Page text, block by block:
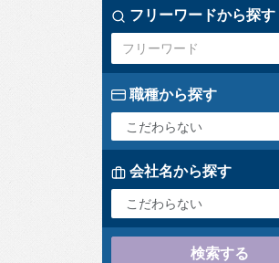
フリーワードから探す
職種から探す
会社名から探す
検索する